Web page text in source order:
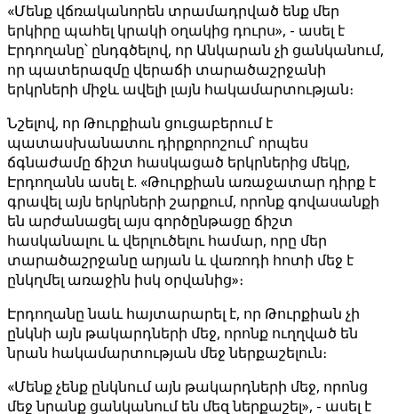
«Մենք վճռականորեն տրամադրված ենք մեր
երկիրը պահել կրակի օղակից դուրս», - ասել է
Էրդողանը՝ ընդգծելով, որ Անկարան չի ցանկանում,
որ պատերազմը վերաճի տարածաշրջանի
երկրների միջև ավելի լայն հակամարտության։
Նշելով, որ Թուրքիան ցուցաբերում է
պատասխանատու դիրքորոշում՝ որպես
ճգնաժամը ճիշտ հասկացած երկրներից մեկը,
Էրդողանն ասել է. «Թուրքիան առաջատար դիրք է
գրավել այն երկրների շարքում, որոնք գովասանքի
են արժանացել այս գործընթացը ճիշտ
հասկանալու և վերլուծելու համար, որը մեր
տարածաշրջանը արյան և վառոդի հոտի մեջ է
ընկղմել առաջին իսկ օրվանից»։
Էրդողանը նաև հայտարարել է, որ Թուրքիան չի
ընկնի այն թակարդների մեջ, որոնք ուղղված են
նրան հակամարտության մեջ ներքաշելուն։
«Մենք չենք ընկնում այն ​​թակարդների մեջ, որոնց
մեջ նրանք ցանկանում են մեզ ներքաշել», - ասել է